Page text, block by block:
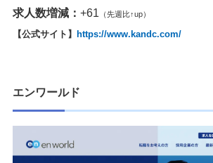
求人数増減： +61 （先週比↑up）
【公式サイト】 https://www.kandc.com/
エンワールド